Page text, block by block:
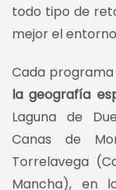
todo tipo de
mejor el
Cada
la geografía
Laguna de
Canas de
Torrelavega
Mancha), en